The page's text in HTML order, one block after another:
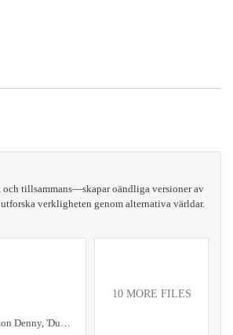
tillsammans—skapar oändliga versioner av
verkligheten genom alternativa världar.
Simon Denny, 'Dungeon artifact 2_ Heroquest rack', 2024. Courtesy the artist and Petzel Gallery, New York.
10 MORE FILES